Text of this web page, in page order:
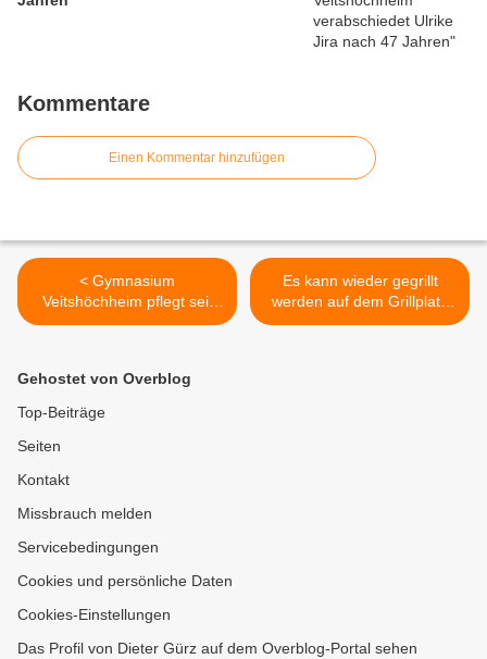
Kommentare
Einen Kommentar hinzufügen
< Gymnasium
Veitshöchheim pflegt seit
über zehn Jahren
Merdrignac in der Bretagne
- 40 Gastschüler zu Besuch
Es kann wieder gegrillt
werden auf dem Grillplatz
des Verschönerungsvereins
Gehostet von Overblog
Top-Beiträge
Seiten
Kontakt
Missbrauch melden
Servicebedingungen
Cookies und persönliche Daten
Cookies-Einstellungen
Das Profil von Dieter Gürz auf dem Overblog-Portal sehen